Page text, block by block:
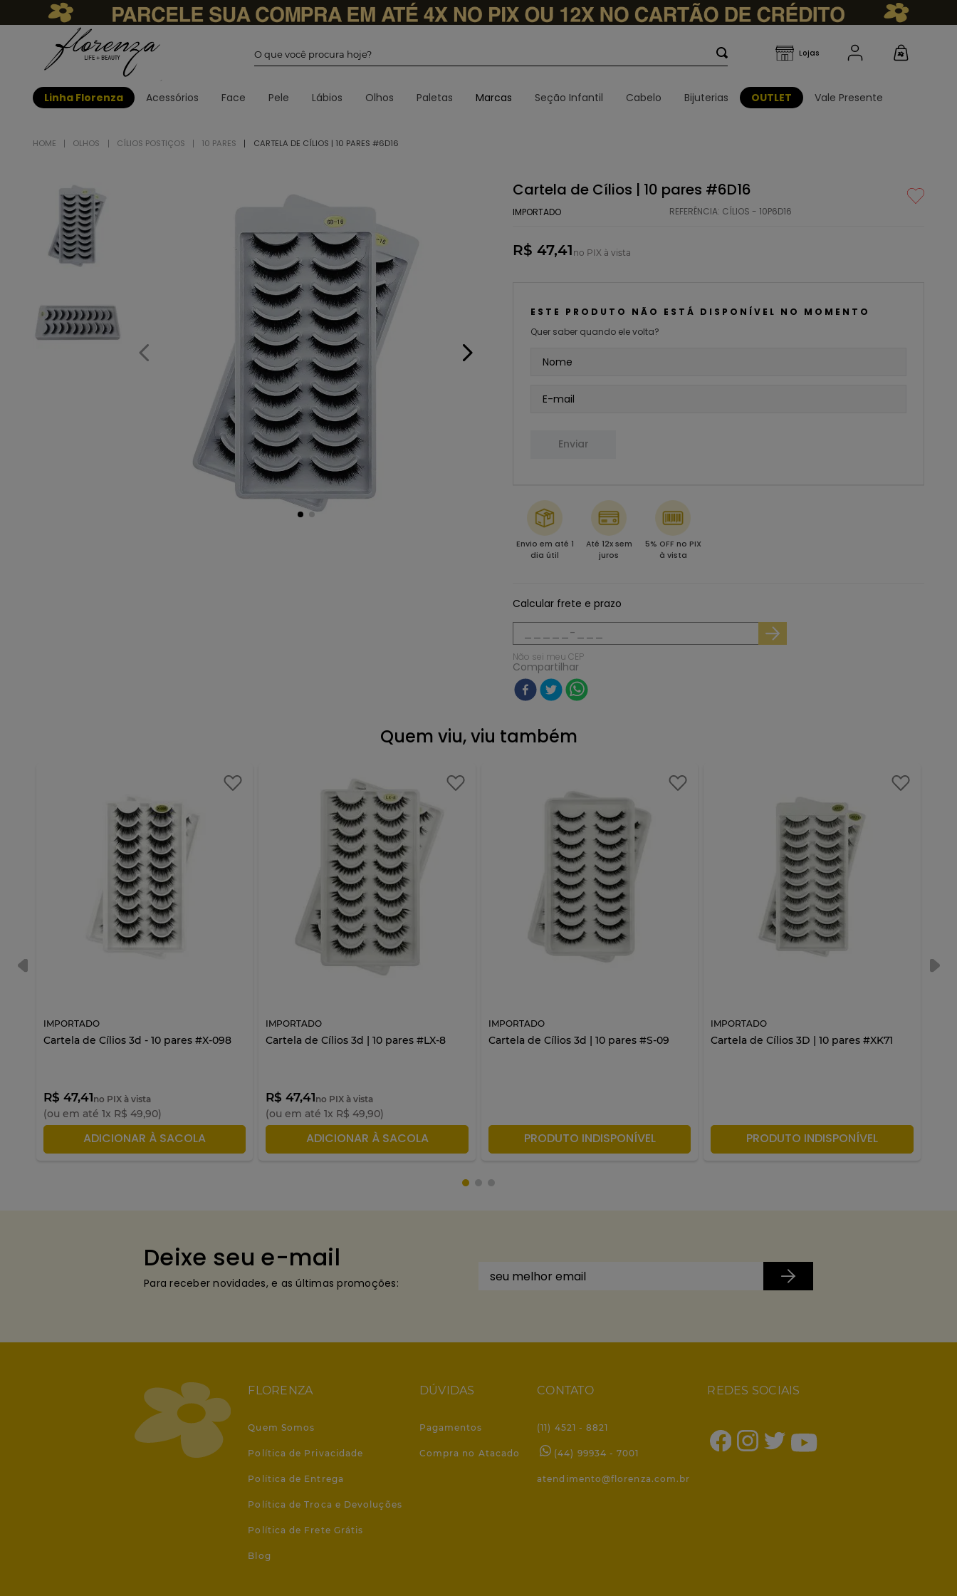
Linha Florenza Acessórios Face Pele Lábios Olhos Paletas Marcas Seção Infantil Cabelo Bijuterias OUTLET Vale Presente
OLHOS CÍLIOS POSTIÇOS 10 PARES CARTELA DE CÍLIOS | 10 PARES #6D16
Cartela de Cílios | 10 pares #6D16
IMPORTADO REFERÊNCIA: CÍLIOS - 10P6D16
R$ 47,41 no PIX à vista
ESTE PRODUTO NÃO ESTÁ DISPONÍVEL NO MOMENTO
Quer saber quando ele volta?
Enviar
Envio em até 1
dia útil
Até 12x sem
juros
5% OFF no PIX
à vista
Calcular frete e prazo
Não sei meu CEP
Compartilhar
Quem viu, viu também
IMPORTADO
Cartela de Cílios 3d - 10 pares #X-098
R$ 47,41no PIX à vista
(ou em até 1x R$ 49,90)
ADICIONAR À SACOLA
IMPORTADO
Cartela de Cílios 3d | 10 pares #LX-8
R$ 47,41no PIX à vista
(ou em até1x R$ 49,90)
ADICIONAR À SACOLA
IMPORTADO
Cartela de Cílios 3d | 10 pares #S-09
PRODUTO INDISPONÍVEL
IMPORTADO
Cartela de Cílios 3D | 10 pares #XK71
PRODUTO INDISPONÍVEL
Deixe seu e-mail
Para receber novidades, e as últimas promoções:
FLORENZA
Quem Somos
Política de Privacidade
Política de Entrega
Política de Troca e Devoluções
Política de Frete Grátis
Blog
DÚVIDAS
Pagamentos
Compra no Atacado
CONTATO
(11) 4521 - 8821
(44) 99934 - 7001
atendimento@florenza.com.br
REDES SOCIAIS